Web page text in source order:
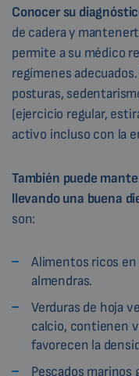
Conocer su
de cadera y
permite a su médico
regímenes
posturas,
(ejercicio regular,
activo incluso con la
También puede
llevando una buena
son:
Alimentos ricos
almendras.
Verduras de hoja
calcio, contienen
favorecen la
Pescados marinos